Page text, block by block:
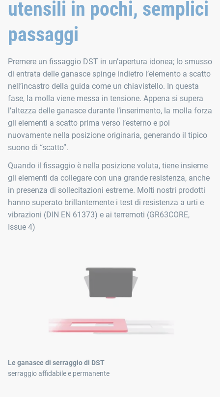
utensili in pochi, semplici
passaggi
Premere un fissaggio DST in un’apertura idonea; lo smusso
di entrata delle ganasce spinge indietro l’elemento a scatto
nell’incastro della guida come un chiavistello. In questa
fase, la molla viene messa in tensione. Appena si supera
l’altezza delle ganasce durante l’inserimento, la molla forza
gli elementi a scatto prima verso l’esterno e poi
nuovamente nella posizione originaria, generando il tipico
suono di “scatto”.
Quando il fissaggio è nella posizione voluta, tiene insieme
gli elementi da collegare con una grande resistenza, anche
in presenza di sollecitazioni estreme. Molti nostri prodotti
hanno superato brillantemente i test di resistenza a urti e
vibrazioni (DIN EN 61373) e ai terremoti (GR63CORE,
Issue 4)
Le ganasce di serraggio di DST
serraggio affidabile e permanente